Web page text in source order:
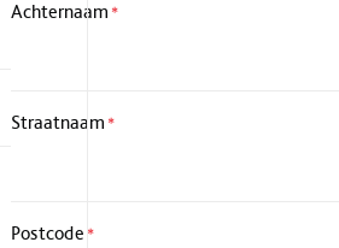
Achternaam *
Straatnaam *
Postcode *